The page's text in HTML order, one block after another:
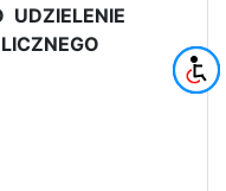
UDZIELENIE